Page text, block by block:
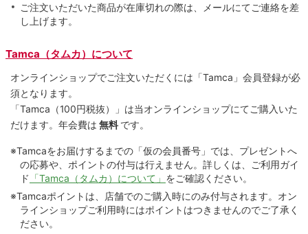
ご注文いただいた商品が在庫切れの際は、メールにてご連絡を差
し上げます。
Tamca（タムカ）について
オンラインショップでご注⽂いただくには「Tamca」会員登録が必
須となります。
「Tamca （100円税抜）
」は当オンラインショップにてご購⼊いた
だけます。 年会費は 無料 です。
※Tamcaをお届けするまでの「仮の会員番号」では、プレゼントへ
の応募や、ポイントの付与は⾏えません。詳しくは、ご利⽤ガイ
ド 「Tamca（タムカ）について」 をご確認ください。
※Tamcaポイントは、店舗でのご購⼊時にのみ付与されます。オン
ラインショップご利用時にはポイントはつきませんのでご了承く
ださい。